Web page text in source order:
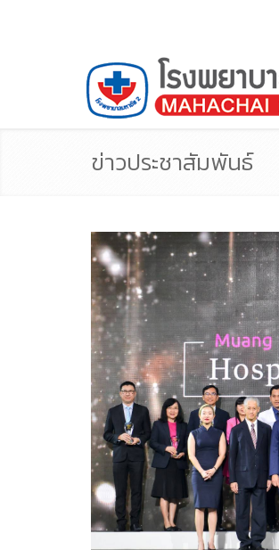
ข่าวประชาสัมพันธ์